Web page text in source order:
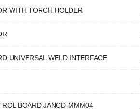
WITH TORCH HOLDER
UNIVERSAL WELD INTERFACE
BOARD JANCD-MMM04